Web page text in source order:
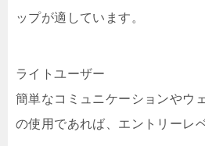
ップが適しています。
ライトユーザー
簡単なコミュニケーションやウ
の使用であれば、エントリーレ